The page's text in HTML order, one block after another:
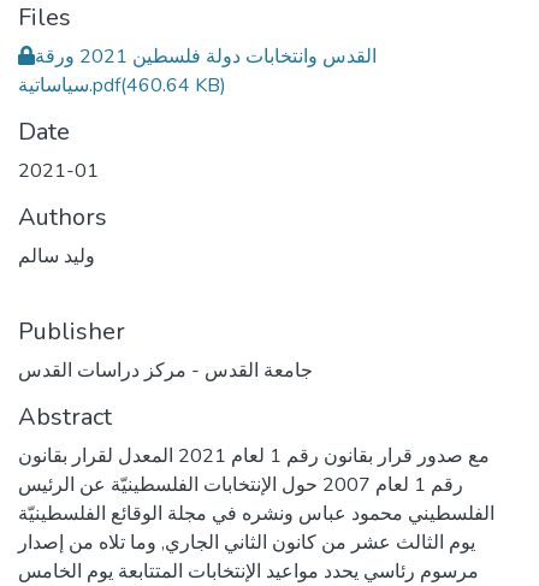
Files
القدس وانتخابات دولة فلسطين 2021 ورقة
سياساتية.pdf(460.64 KB)
Date
2021-01
Authors
وليد سالم
Publisher
جامعة القدس - مركز دراسات القدس
Abstract
مع صدور قرار بقانون رقم 1 لعام 2021 المعدل لقرار بقانون
رقم 1 لعام 2007 حول الإنتخابات الفلسطينيّة عن الرئيس
الفلسطيني محمود عباس ونشره في مجلة الوقائع الفلسطينيّة
يوم الثالث عشر من كانون الثاني الجاري, وما تلاه من إصدار
مرسوم رئاسي يحدد مواعيد الإنتخابات المتتابعة يوم الخامس